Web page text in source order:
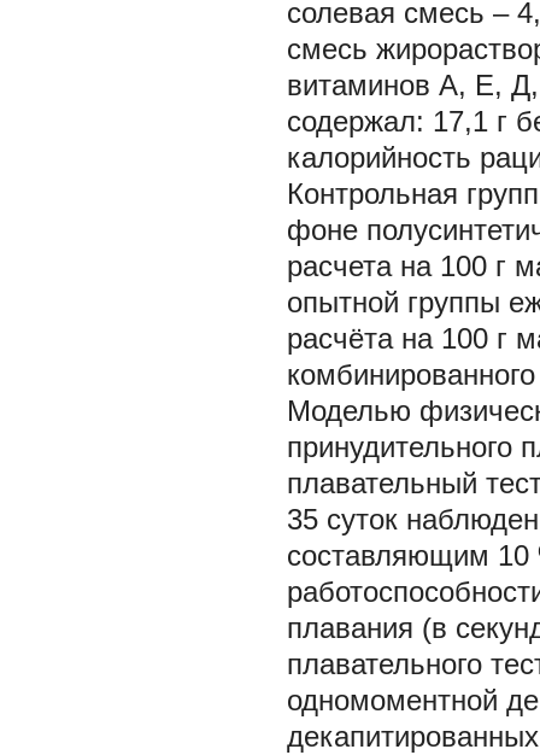
солевая смесь –
смесь
витаминов А, Е,
содержал: 17,1 г
калорийность
Контрольная
фоне
расчета на 100 г
опытной группы
расчёта на 100 г
Моделью
принудительного
плавательный
35 суток
составляющим 10
плавания (в
плавательного
одномоментной